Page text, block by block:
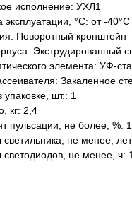
исполнение: УХЛ1
эксплуатации, °С: от -
Поворотный кронштейн
Экструдированный
элемента: УФ-
Закаленное
упаковке, шт.: 1
кг: 2,4
пульсации, не более, %: 1
не менее,
не менее, ч: